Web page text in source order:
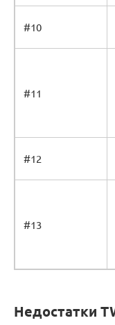
#10
#11
#12
#13
Недостатки